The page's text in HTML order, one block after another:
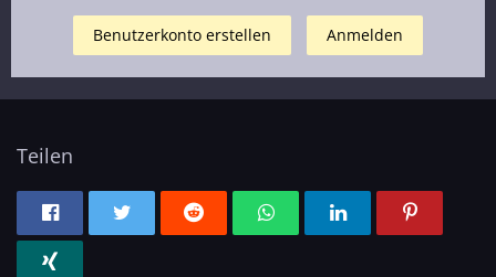
Benutzerkonto erstellen Anmelden
Teilen